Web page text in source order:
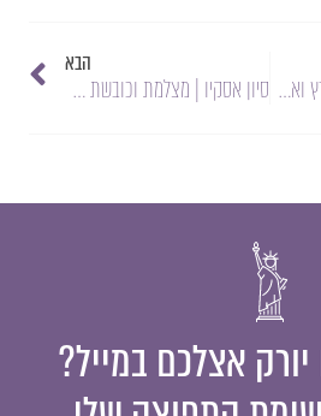
מה עושים בניו יורק במרץ ואפריל 2018 | הדברים המיוחדים
הבא
סיון אסקיו | מצלמת וכובשת את העיר והעולם.
יורק אצלכם במייל?